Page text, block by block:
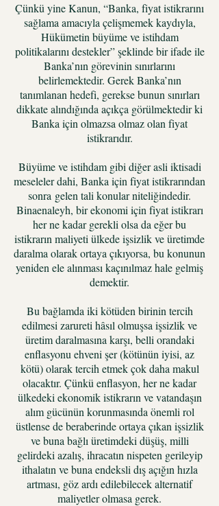
Çünkü yine Kanun, “Banka, fiyat istikrarını
sağlama amacıyla çelişmemek kaydıyla,
Hükümetin büyüme ve istihdam
politikalarını destekler” şeklinde bir ifade ile
Banka’nın görevinin sınırlarını
belirlemektedir. Gerek Banka’nın
tanımlanan hedefi, gerekse bunun sınırları
dikkate alındığında açıkça görülmektedir ki
Banka için olmazsa olmaz olan fiyat
istikrarıdır.
Büyüme ve istihdam gibi diğer asli iktisadi
meseleler dahi, Banka için fiyat istikrarından
sonra gelen tali konular niteliğindedir.
Binaenaleyh, bir ekonomi için fiyat istikrarı
her ne kadar gerekli olsa da eğer bu
istikrarın maliyeti ülkede işsizlik ve üretimde
daralma olarak ortaya çıkıyorsa, bu konunun
yeniden ele alınması kaçınılmaz hale gelmiş
demektir.
Bu bağlamda iki kötüden birinin tercih
edilmesi zarureti hâsıl olmuşsa işsizlik ve
üretim daralmasına karşı, belli orandaki
enflasyonu ehveni şer (kötünün iyisi, az
kötü) olarak tercih etmek çok daha makul
olacaktır. Çünkü enflasyon, her ne kadar
ülkedeki ekonomik istikrarın ve vatandaşın
alım gücünün korunmasında önemli rol
üstlense de beraberinde ortaya çıkan işsizlik
ve buna bağlı üretimdeki düşüş, milli
gelirdeki azalış, ihracatın nispeten gerileyip
ithalatın ve buna endeksli dış açığın hızla
artması, göz ardı edilebilecek alternatif
maliyetler olmasa gerek.